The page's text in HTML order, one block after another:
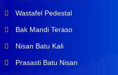
Wastafel Pedestal
Bak Mandi Teraso
Nisan Batu Kali
Prasasti Batu Nisan